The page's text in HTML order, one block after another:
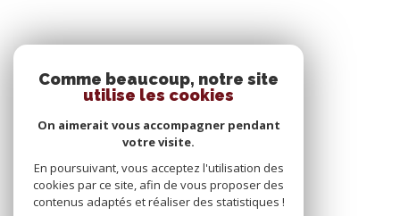
Comme beaucoup, notre site
utilise les cookies
On aimerait vous accompagner pendant
votre visite.
En poursuivant, vous acceptez l'utilisation des
cookies par ce site, afin de vous proposer des
contenus adaptés et réaliser des statistiques !